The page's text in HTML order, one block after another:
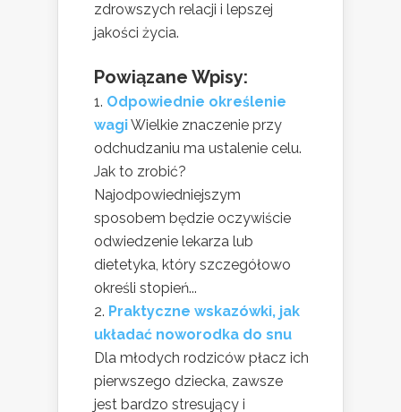
zdrowszych relacji i lepszej
jakości życia.
Powiązane Wpisy:
Odpowiednie określenie
wagiWielkie znaczenie przy
odchudzaniu ma ustalenie celu.
Jak to zrobić?
Najodpowiedniejszym
sposobem będzie oczywiście
odwiedzenie lekarza lub
dietetyka, który szczegółowo
określi stopień...
Praktyczne wskazówki, jak
układać noworodka do snu
Dla młodych rodziców płacz ich
pierwszego dziecka, zawsze
jest bardzo stresujący i